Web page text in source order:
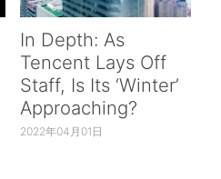
In Depth: As
Tencent Lays Off
Staff, Is Its ‘Winter’
Approaching?
2022年04月01日